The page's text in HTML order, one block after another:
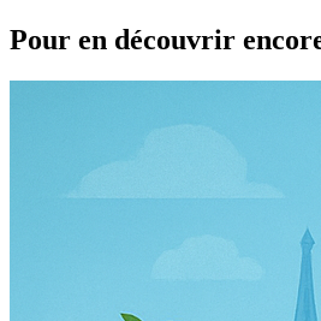
Pour en découvrir